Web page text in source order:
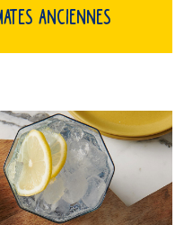
anciennes